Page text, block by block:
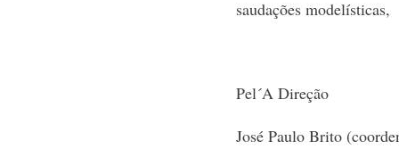
saudações modelísticas,
Pel´A Direção
José Paulo Brito